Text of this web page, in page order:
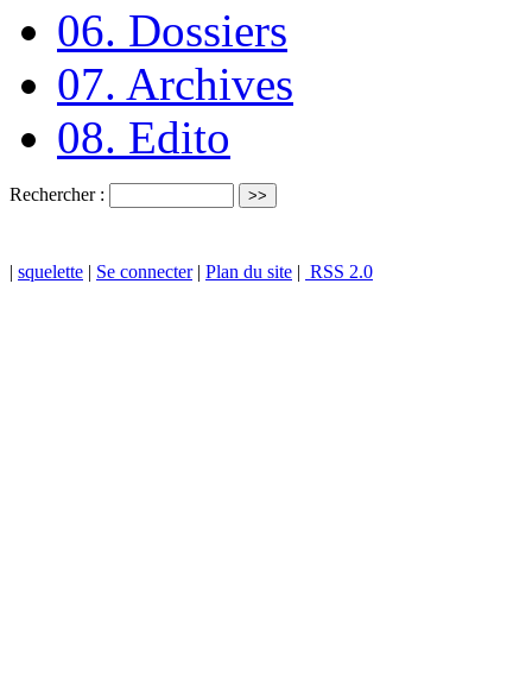
06. Dossiers
07. Archives
08. Edito
Rechercher :
| squelette | Se connecter| Plan du site | RSS 2.0